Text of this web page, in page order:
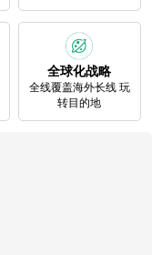
全球化战略
全线覆盖海外长线 玩
转目的地